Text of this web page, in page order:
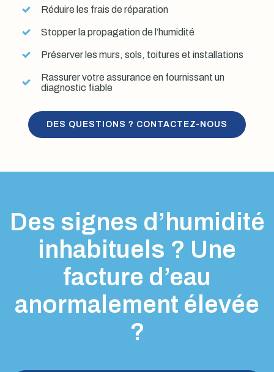
Réduire les frais de réparation
Stopper la propagation de l’humidité
Préserver les murs, sols, toitures et installations
Rassurer votre assurance en fournissant un
diagnostic fiable
DES QUESTIONS ? CONTACTEZ-NOUS
Des signes d’humidité
inhabituels ? Une
facture d’eau
anormalement élevée
?